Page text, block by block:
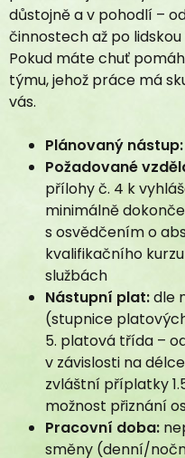
Fotogalerie
Časopis Vesna
Projekty
Informace
Výběrové řízení
Postup podání
Dobrovolnictví
Odborné stáže
Pracovní
Zdroje financování
Schválené
Rozpočet
GDPR
Stravování
Podpora kvality
Bazální stimulace
důstojně a v pohodlí –
činnostech až po
Pokud máte chuť
týmu, jehož práce má
vás.
Plánovaný nástup:
Požadované
přílohy č. 4 k
minimálně
s osvědčením o
kvalifikačního
službách
Nástupní plat:dle
(stupnice
5. platová třída –
v závislosti na
zvláštní příplatky
možnost přiznání
Pracovní doba:
směny (denní/